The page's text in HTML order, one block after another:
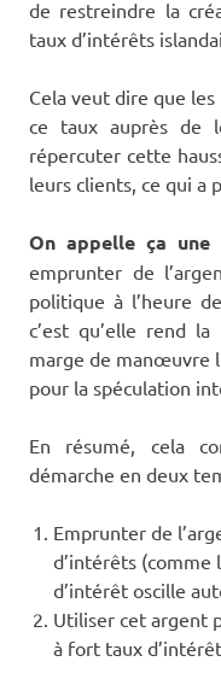
de restreindre la
taux d’intérêts
Cela veut dire que
ce taux auprès de
répercuter cette
leurs clients, ce qui a
On appelle ça une
emprunter de
politique à l’heure
c’est qu’elle rend
marge de manœuvre
pour la spéculation
En résumé, cela
démarche en deux
Emprunter de
d’intérêts
d’intérêt oscille
Utiliser cet argent
à fort taux